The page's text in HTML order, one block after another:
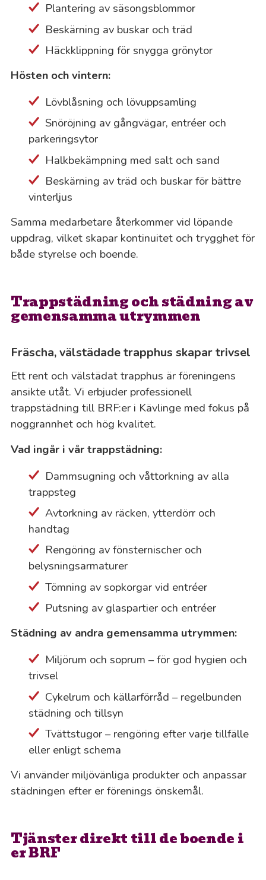
Plantering av säsongsblommor
Beskärning av buskar och träd
Häckklippning för snygga grönytor
Hösten och vintern:
Lövblåsning och lövuppsamling
Snöröjning av gångvägar, entréer och
parkeringsytor
Halkbekämpning med salt och sand
Beskärning av träd och buskar för bättre
vinterljus
Samma medarbetare återkommer vid löpande
uppdrag, vilket skapar kontinuitet och trygghet för
både styrelse och boende.
Trappstädning och städning av
gemensamma utrymmen
Fräscha, välstädade trapphus skapar trivsel
Ett rent och välstädat trapphus är föreningens
ansikte utåt. Vi erbjuder professionell
trappstädning till BRF:er i Kävlinge med fokus på
noggrannhet och hög kvalitet.
Vad ingår i vår trappstädning:
Dammsugning och våttorkning av alla
trappsteg
Avtorkning av räcken, ytterdörr och
handtag
Rengöring av fönsternischer och
belysningsarmaturer
Tömning av sopkorgar vid entréer
Putsning av glaspartier och entréer
Städning av andra gemensamma utrymmen:
Miljörum och soprum – för god hygien och
trivsel
Cykelrum och källarförråd – regelbunden
städning och tillsyn
Tvättstugor – rengöring efter varje tillfälle
eller enligt schema
Vi använder miljövänliga produkter och anpassar
städningen efter er förenings önskemål.
Tjänster direkt till de boende i
er BRF